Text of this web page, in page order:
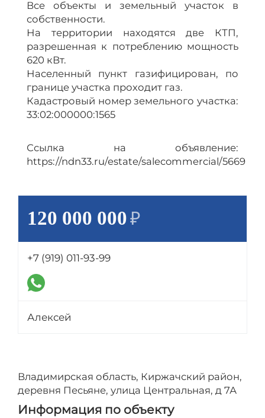
Все объекты и земельный участок в
собственности.
На территории находятся две КТП,
разрешенная к потреблению мощность
620 кВт.
Населенный пункт газифицирован, по
границе участка проходит газ.
Кадастровый номер земельного участка:
33:02:000000:1565
Ссылка на объявление:
https://ndn33.ru/estate/salecommercial/5669
120 000 000₽
+7 (919) 011-93-99
Алексей
Владимирская область, Киржачский район,
деревня Песьяне, улица Центральная, д 7А
Информация по объекту